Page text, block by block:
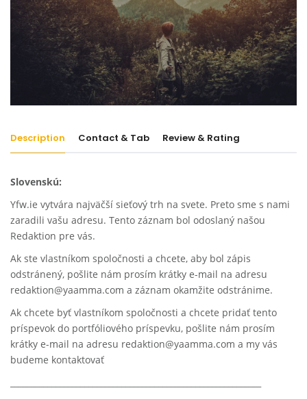
Description Contact & Tab Review & Rating
Slovenskú:
Yfw.ie vytvára najväčší sieťový trh na svete. Preto sme s nami
zaradili vašu adresu. Tento záznam bol odoslaný našou
Redaktion pre vás.
Ak ste vlastníkom spoločnosti a chcete, aby bol zápis
odstránený, pošlite nám prosím krátky e-mail na adresu
redaktion@yaamma.com a záznam okamžite odstránime.
Ak chcete byť vlastníkom spoločnosti a chcete pridať tento
príspevok do portfóliového príspevku, pošlite nám prosím
krátky e-mail na adresu redaktion@yaamma.com a my vás
budeme kontaktovať